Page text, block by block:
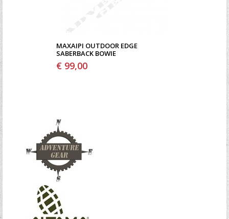
ΜΑΧΑΊΡΙ OUTDOOR EDGE
SABERBACK BOWIE
€ 99,00